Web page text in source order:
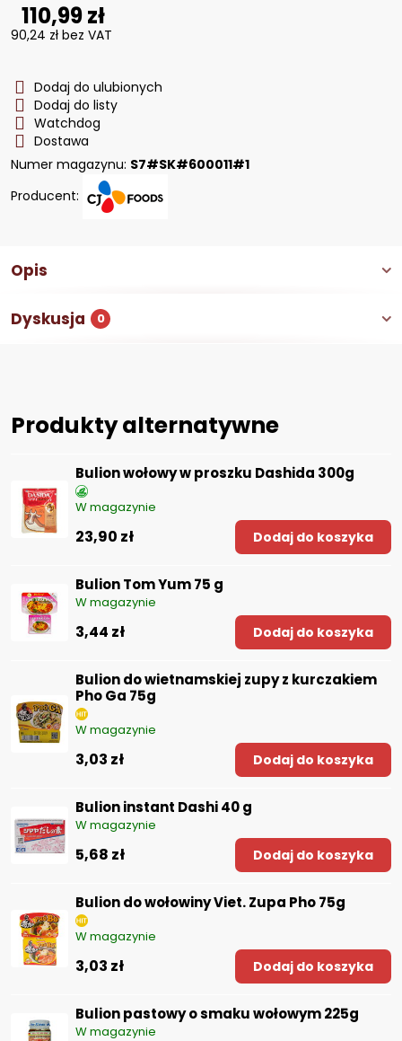
110,99 zł
90,24 zł bez VAT
Dodaj do ulubionych
Dodaj do listy
Watchdog
Dostawa
Numer magazynu: S7#SK#600011#1
Producent:
Opis
Dyskusja 0
Produkty alternatywne
Bulion wołowy w proszku Dashida 300g
W magazynie
23,90 zł Dodaj do koszyka
Bulion Tom Yum 75 g
W magazynie
3,44 zł Dodaj do koszyka
Bulion do wietnamskiej zupy z kurczakiem
Pho Ga 75g
W magazynie
3,03 zł Dodaj do koszyka
Bulion instant Dashi 40 g
W magazynie
5,68 zł Dodaj do koszyka
Bulion do wołowiny Viet. Zupa Pho 75g
W magazynie
3,03 zł Dodaj do koszyka
Bulion pastowy o smaku wołowym 225g
W magazynie